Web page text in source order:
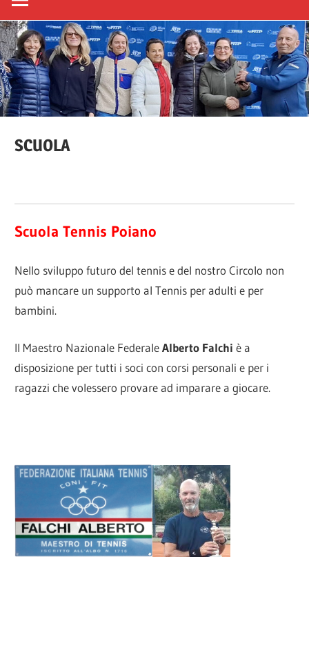
SCUOLA
Scuola Tennis Poiano
Nello sviluppo futuro del tennis e del nostro Circolo non
può mancare un supporto al Tennis per adulti e per
bambini.
Il Maestro Nazionale FederaleAlberto Falchi è a
disposizione per tutti i soci con corsi personali e per i
ragazzi che volessero provare ad imparare a giocare.